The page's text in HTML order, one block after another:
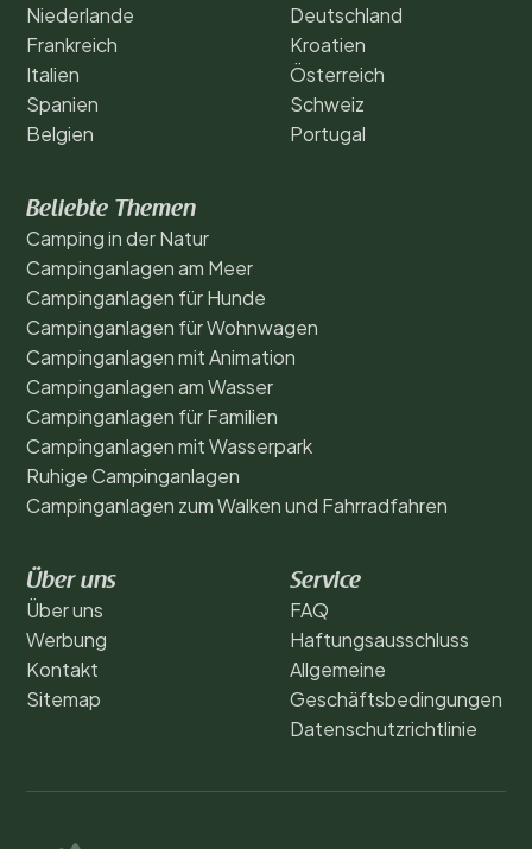
Niederlande
Frankreich
Italien
Spanien
Belgien
Deutschland
Kroatien
Österreich
Schweiz
Portugal
Beliebte Themen
Camping in der Natur
Campinganlagen am Meer
Campinganlagen für Hunde
Campinganlagen für Wohnwagen
Campinganlagen mit Animation
Campinganlagen am Wasser
Campinganlagen für Familien
Campinganlagen mit Wasserpark
Ruhige Campinganlagen
Campinganlagen zum Walken und Fahrradfahren
Über uns
Über uns
Werbung
Kontakt
Sitemap
Service
FAQ
Haftungsausschluss
Allgemeine
Geschäftsbedingungen
Datenschutzrichtlinie